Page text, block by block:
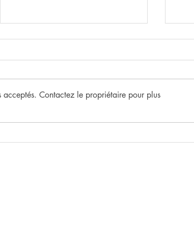
1 CYGNE, 4
acceptés. Contactez le propriétaire pour plus